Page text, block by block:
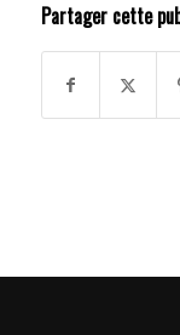
Partager cette